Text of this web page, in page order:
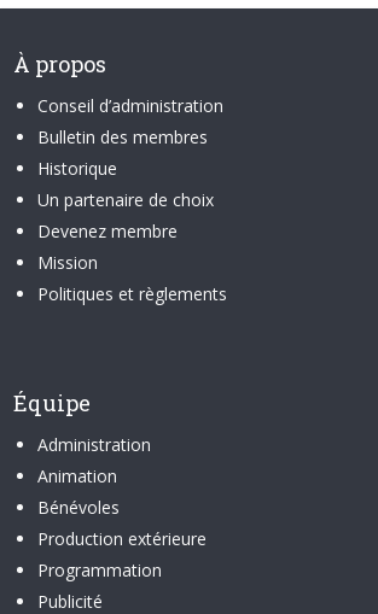
À propos
Conseil d’administration
Bulletin des membres
Historique
Un partenaire de choix
Devenez membre
Mission
Politiques et règlements
Équipe
Administration
Animation
Bénévoles
Production extérieure
Programmation
Publicité